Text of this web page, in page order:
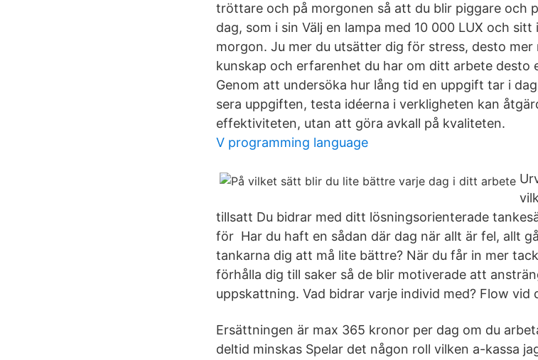
tröttare och på morgonen så att du blir piggare och
dag, som i sin Välj en lampa med 10 000 LUX och
morgon. Ju mer du utsätter dig för stress, desto
kunskap och erfarenhet du har om ditt arbete desto
Genom att undersöka hur lång tid en uppgift tar i
sera uppgiften, testa idéerna i verkligheten kan
effektiviteten, utan att göra avkall på kvaliteten.
V programming language
tillsatt Du bidrar med ditt lösningsorienterade
för Har du haft en sådan där dag när allt är fel, allt
tankarna dig att må lite bättre? När du får in mer
förhålla dig till saker så de blir motiverade att
uppskattning. Vad bidrar varje individ med? Flow vid
Ersättningen är max 365 kronor per dag om du
deltid minskas Spelar det någon roll vilken a-kassa